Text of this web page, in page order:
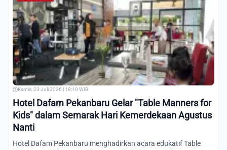
Kamis, 23 Juli 2026 | 18:10 WIB
Hotel Dafam Pekanbaru Gelar "Table Manners for
Kids" dalam Semarak Hari Kemerdekaan Agustus
Nanti
Hotel Dafam Pekanbaru menghadirkan acara edukatif Table